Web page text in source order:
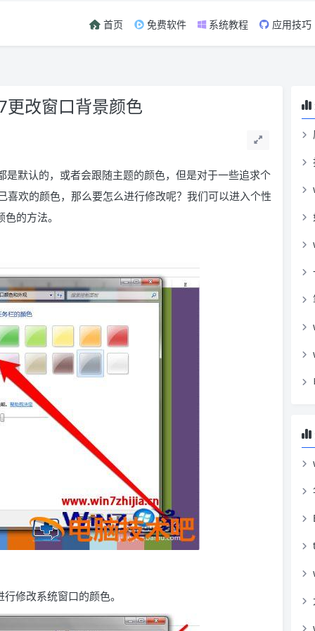
首页 免费软件 系统教程 应用技巧
改窗口背景颜色
默认的，或者会跟随主题的颜色，但是对于一些追求个
欢的颜色，那么要怎么进行修改呢？我们可以进入个性
的方法。
修改系统窗口的颜色。